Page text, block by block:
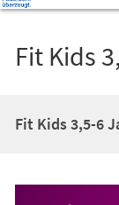
Fit Kids
Fit Kids 3,5-6